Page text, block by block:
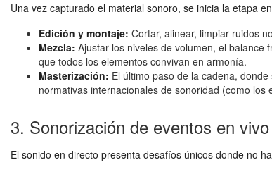
Una vez capturado el material sonoro, se inicia la etapa
Edición y montaje: Cortar, alinear, limpiar ruidos
Mezcla: Ajustar los niveles de volumen, el balance
que todos los elementos convivan en armonía.
Masterización: El último paso de la cadena,
normativas internacionales de sonoridad (como
3. Sonorización de eventos en vivo
El sonido en directo presenta desafíos únicos donde no